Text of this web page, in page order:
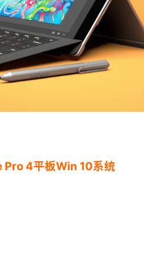
Pro 4平板Win 10系统